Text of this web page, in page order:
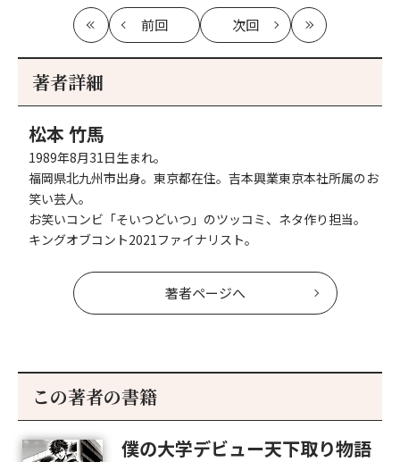
最
初
前回
記
次回
記
最
新
著者詳細
松本 竹馬
1989年8月31日生まれ。
福岡県北九州市出身。東京都在住。吉本興業東京本社所属のお
笑い芸人。
お笑いコンビ「そいつどいつ」のツッコミ、ネタ作り担当。
キングオブコント2021ファイナリスト。
著者ページへ
この著者の書籍
僕の大学デビュー天下取り物語